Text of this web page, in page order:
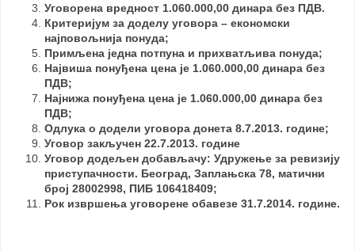
Уговорена вредност 1.060.000,00 динара без ПДВ.
Критеријум за доделу уговора – економски
најповољнија понуда;
Примљена једна потпуна и прихватљива понуда;
Највиша понуђена цена је 1.060.000,00 динара без
ПДВ;
Најнижа понуђена цена је 1.060.000,00 динара без
ПДВ;
Одлука о додели уговора донета 8.7.2013. године;
Уговор закључен 22.7.2013. године
Уговор додељен добављачу: Удружење за ревизију
приступачности. Београд, Заплањска 78, матични
број 28002998, ПИБ 106418409;
Рок извршења уговорене обавезе 31.7.2014. године.